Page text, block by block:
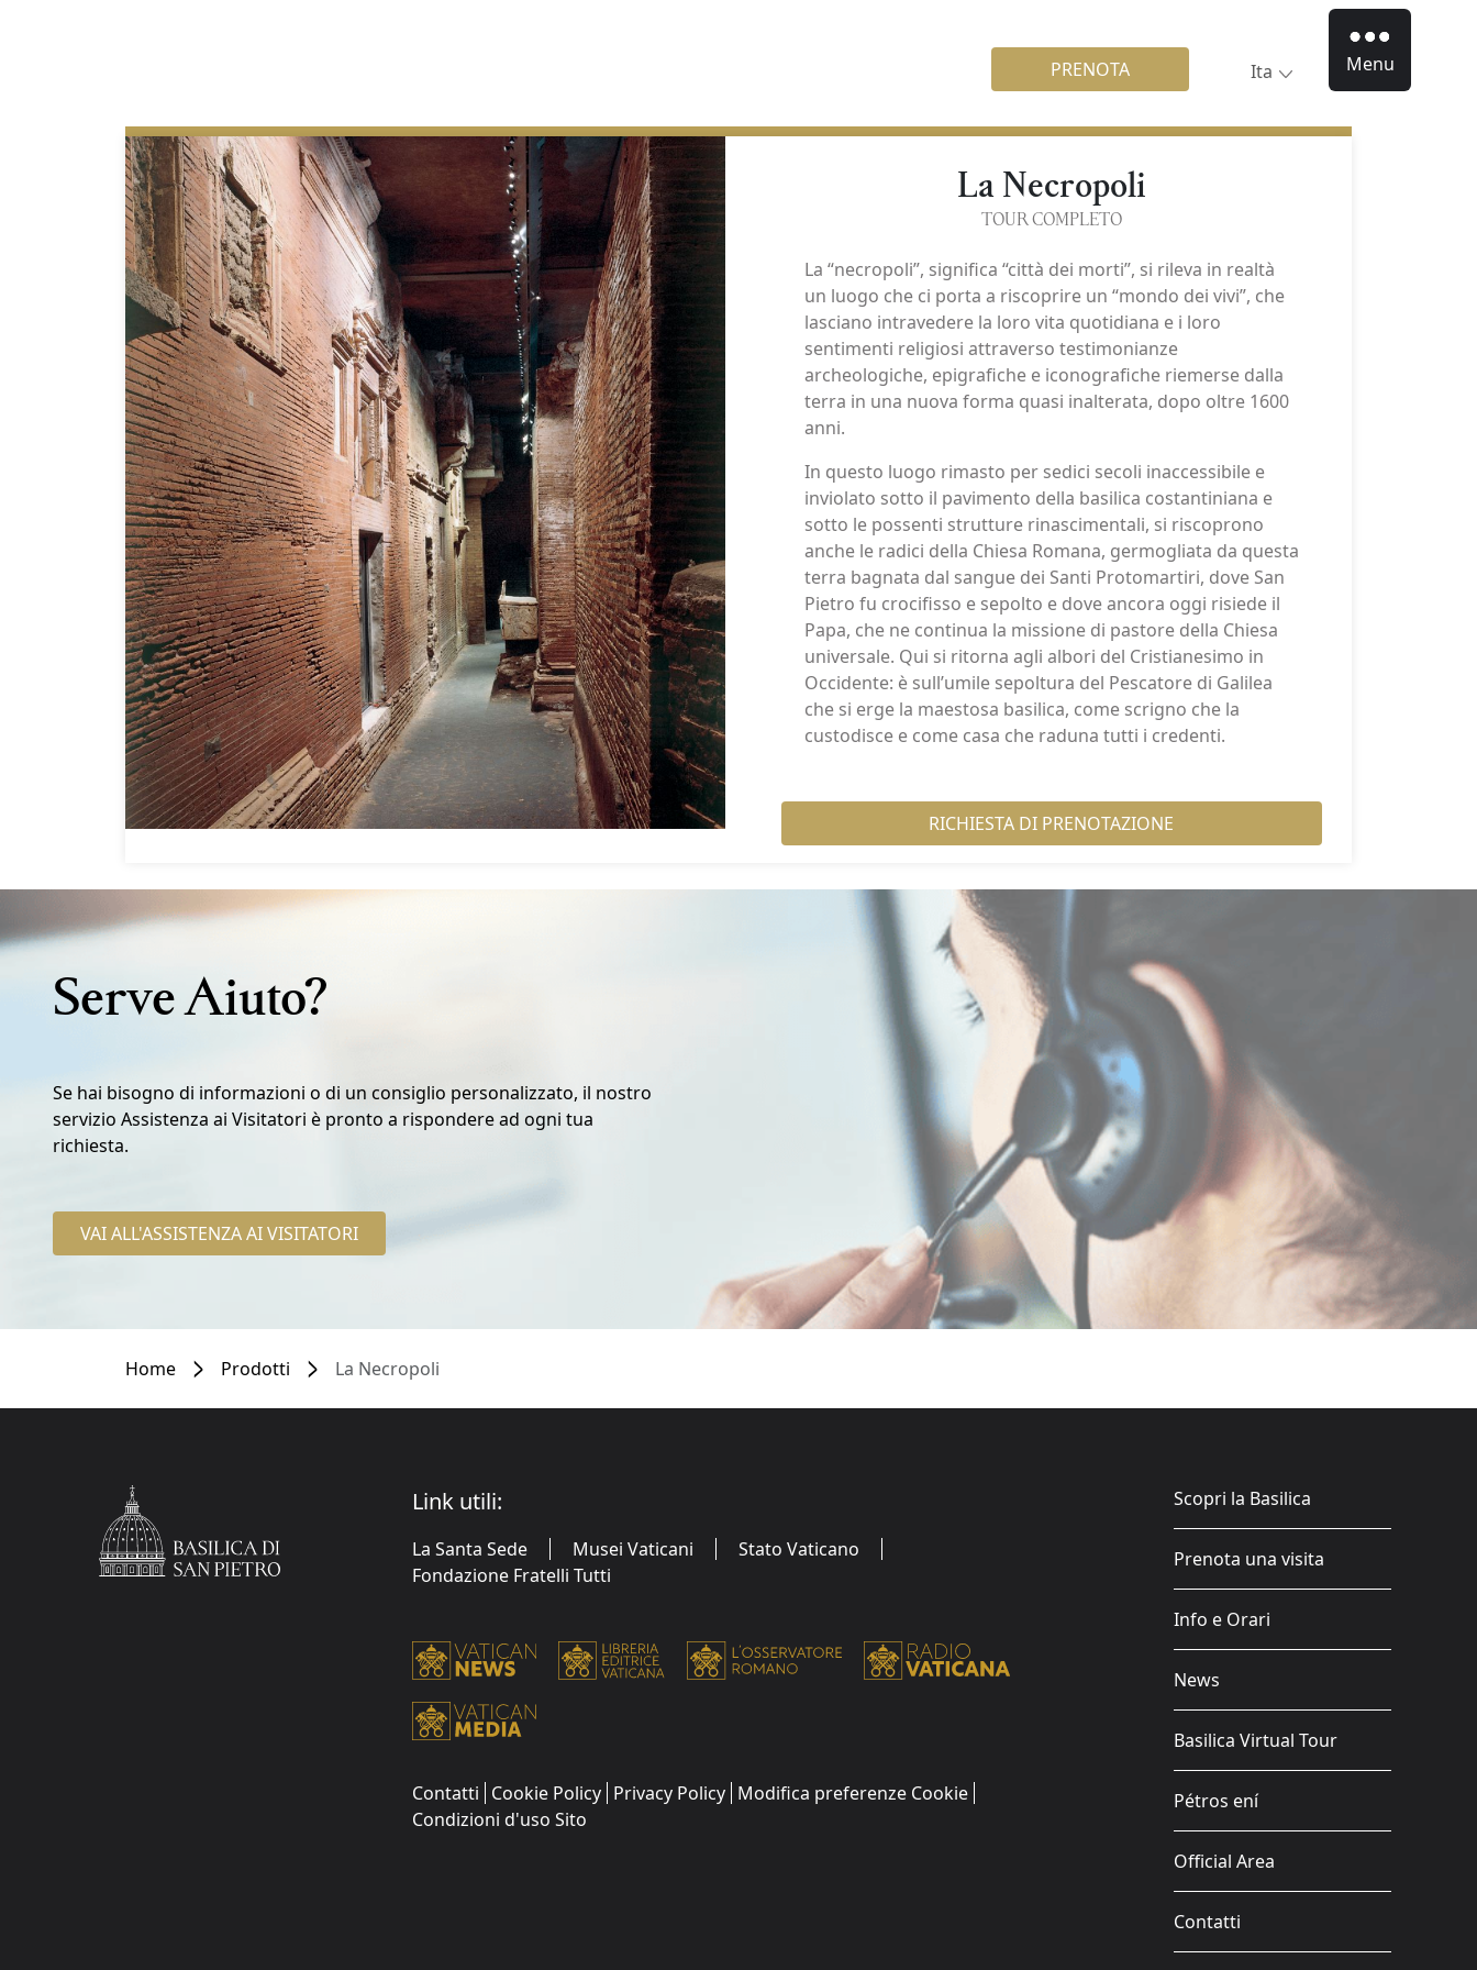
PRENOTA Ita Menu
La Necropoli
TOUR COMPLETO
La “necropoli”, significa “città dei morti”, si rileva in realtà
un luogo che ci porta a riscoprire un “mondo dei vivi”, che
lasciano intravedere la loro vita quotidiana e i loro
sentimenti religiosi attraverso testimonianze
archeologiche, epigrafiche e iconografiche riemerse dalla
terra in una nuova forma quasi inalterata, dopo oltre 1600
anni.
In questo luogo rimasto per sedici secoli inaccessibile e
inviolato sotto il pavimento della basilica costantiniana e
sotto le possenti strutture rinascimentali, si riscoprono
anche le radici della Chiesa Romana, germogliata da questa
terra bagnata dal sangue dei Santi Protomartiri, dove San
Pietro fu crocifisso e sepolto e dove ancora oggi risiede il
Papa, che ne continua la missione di pastore della Chiesa
universale. Qui si ritorna agli albori del Cristianesimo in
Occidente: è sull’umile sepoltura del Pescatore di Galilea
che si erge la maestosa basilica, come scrigno che la
custodisce e come casa che raduna tutti i credenti.
RICHIESTA DI PRENOTAZIONE
Serve Aiuto?
Se hai bisogno di informazioni o di un consiglio personalizzato, il nostro
servizio Assistenza ai Visitatori è pronto a rispondere ad ogni tua
richiesta.
VAI ALL'ASSISTENZA AI VISITATORI
Home Prodotti La Necropoli
Link utili:
La Santa Sede Musei Vaticani
Stato Vaticano
Fondazione Fratelli Tutti
Contatti Cookie Policy Privacy Policy Modifica preferenze Cookie
Condizioni d'uso Sito
Scopri la Basilica
Prenota una visita
Info e Orari
News
Basilica Virtual Tour
Pétros ení
Official Area
Contatti